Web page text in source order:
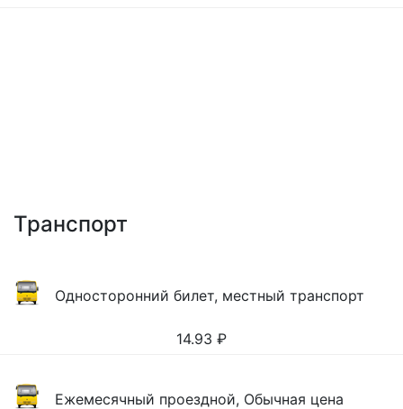
Транспорт
Односторонний билет, местный транспорт
14.93 ₽
Ежемесячный проездной, Обычная цена